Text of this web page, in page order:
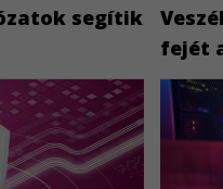
segítik
fejét